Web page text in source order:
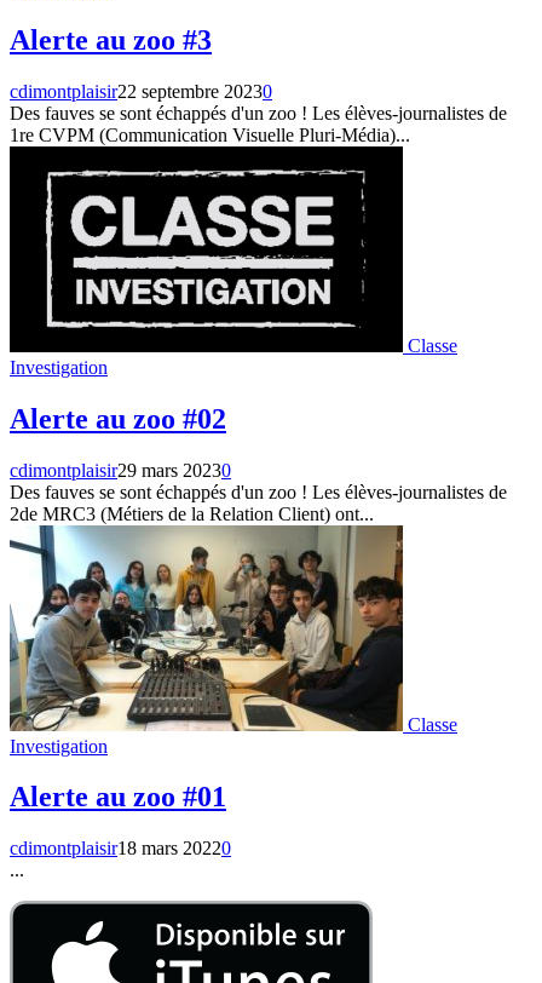
Alerte au zoo #3
cdimontplaisir22 septembre 20230
Des fauves se sont échappés d'un zoo ! Les élèves-journalistes de
1re CVPM (Communication Visuelle Pluri-Média)...
Classe
Investigation
Alerte au zoo #02
cdimontplaisir29 mars 20230
Des fauves se sont échappés d'un zoo ! Les élèves-journalistes de
2de MRC3 (Métiers de la Relation Client) ont...
Classe
Investigation
Alerte au zoo #01
cdimontplaisir18 mars 20220
...